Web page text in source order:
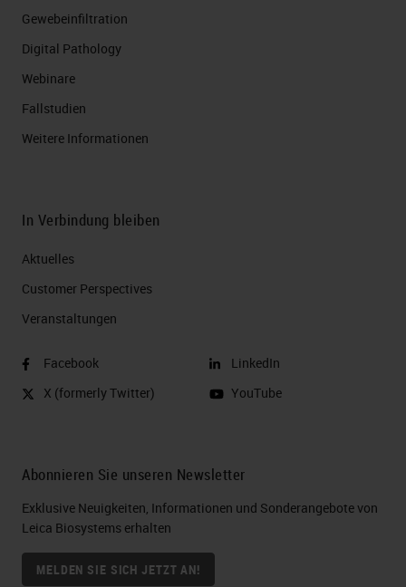
Gewebeinfiltration
Digital Pathology
Webinare
Fallstudien
Weitere Informationen
In Verbindung bleiben
Aktuelles
Customer Perspectives​
Veranstaltungen
Facebook
X (formerly Twitter)
LinkedIn
YouTube
Abonnieren Sie unseren Newsletter
Exklusive Neuigkeiten, Informationen und Sonderangebote von
Leica Biosystems erhalten
MELDEN SIE SICH JETZT AN!